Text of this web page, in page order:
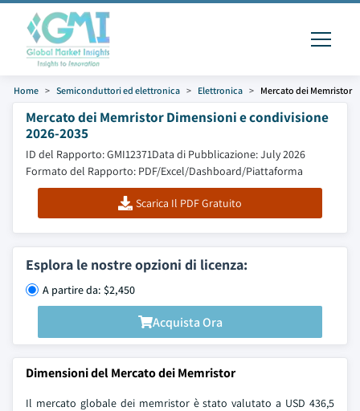
Home Semiconduttori ed elettronica Elettronica Mercato dei Memristor
Mercato dei Memristor Dimensioni e condivisione
2026-2035
ID del Rapporto: GMI12371Data di Pubblicazione: July 2026
Formato del Rapporto: PDF/Excel/Dashboard/Piattaforma
Scarica Il PDF Gratuito
Esplora le nostre opzioni di licenza:
A partire da: $2,450
Acquista Ora
Dimensioni del Mercato dei Memristor
Il mercato globale dei memristor è stato valutato a USD 436,5